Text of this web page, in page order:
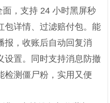
，支持 24 小时黑屏秒
包详情、过滤赔付包。能
报，收账后自动回复消
设置。同时支持消息防撤
检测僵尸粉，实用又便